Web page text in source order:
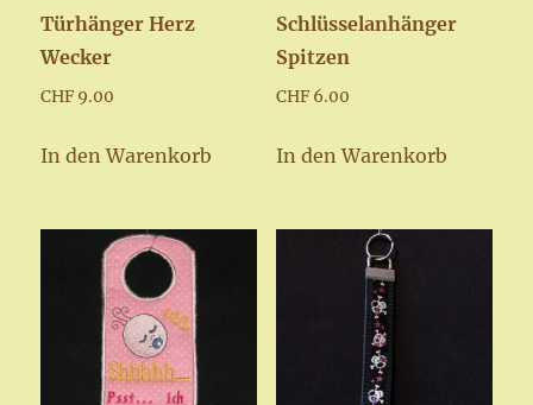
Türhänger Herz
Wecker
CHF 9.00
In den Warenkorb
Schlüsselanhänger
Spitzen
CHF6.00
In den Warenkorb